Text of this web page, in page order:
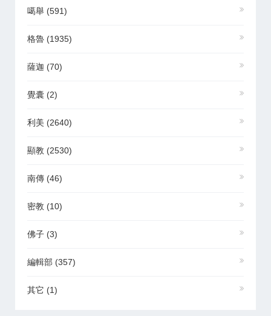
噶舉 (591)
格魯 (1935)
薩迦 (70)
覺囊 (2)
利美 (2640)
顯教 (2530)
南傳 (46)
密教 (10)
佛子 (3)
編輯部 (357)
其它 (1)